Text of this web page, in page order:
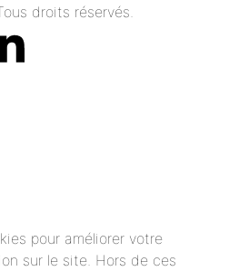
droits réservés.
pour améliorer votre
sur le site. Hors de ces